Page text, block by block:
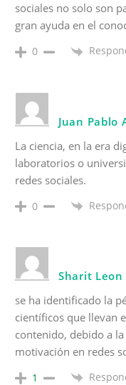
sociales no solo son
gran ayuda en el
0
Juan Pablo
La ciencia, en la era
laboratorios o
redes sociales.
0
Sharit Leon
se ha identificado la
científicos que llevan
contenido, debido a
motivación en redes
1